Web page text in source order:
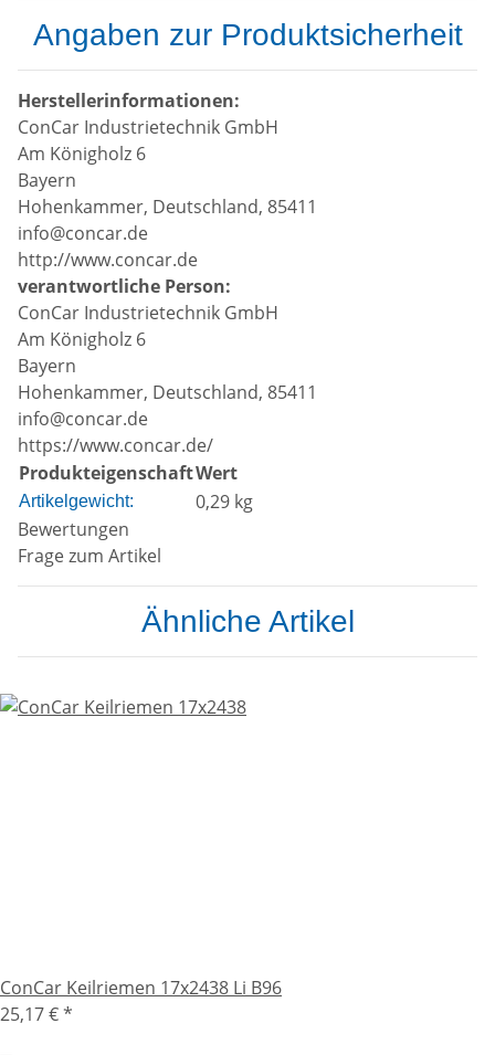
Angaben zur Produktsicherheit
Herstellerinformationen:
ConCar Industrietechnik GmbH
Am Königholz 6
Bayern
Hohenkammer, Deutschland, 85411
info@concar.de
http://www.concar.de
verantwortliche Person:
ConCar Industrietechnik GmbH
Am Königholz 6
Bayern
Hohenkammer, Deutschland, 85411
info@concar.de
https://www.concar.de/
ProdukteigenschaftWert
Artikelgewicht: 0,29 kg
Bewertungen
Frage zum Artikel
Ähnliche Artikel
ConCar Keilriemen 17x2438 Li B96
25,17 €*